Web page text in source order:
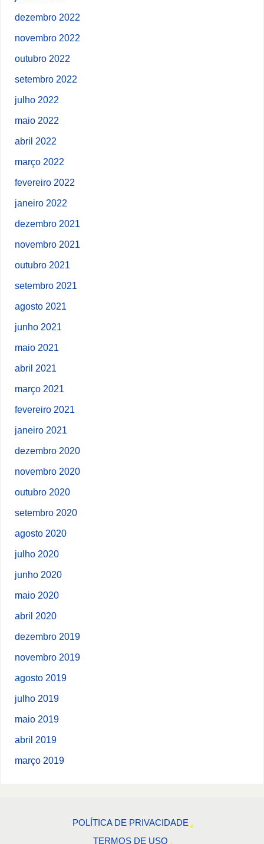
dezembro 2022
novembro 2022
outubro 2022
setembro 2022
julho 2022
maio 2022
abril 2022
março 2022
fevereiro 2022
janeiro 2022
dezembro 2021
novembro 2021
outubro 2021
setembro 2021
agosto 2021
junho 2021
maio 2021
abril 2021
março 2021
fevereiro 2021
janeiro 2021
dezembro 2020
novembro 2020
outubro 2020
setembro 2020
agosto 2020
julho 2020
junho 2020
maio 2020
abril 2020
dezembro 2019
novembro 2019
agosto 2019
julho 2019
maio 2019
abril 2019
março 2019
POLÍTICA DE PRIVACIDADE
TERMOS DE USO